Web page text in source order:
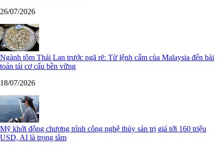
26/07/2026
Ngành tôm Thái Lan trước ngã rẽ: Từ lệnh cấm của Malaysia đến bài
toán tái cơ cấu bền vững
18/07/2026
Mỹ khởi động chương trình công nghệ thủy sản trị giá tới 160 triệu
USD, AI là trọng tâm